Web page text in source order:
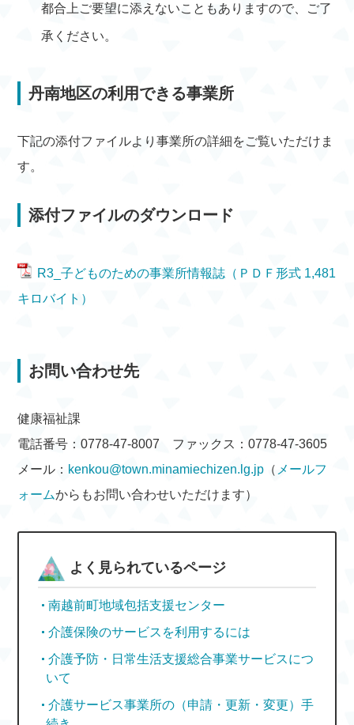
都合上ご要望に添えないこともありますので、ご了
承ください。
丹南地区の利用できる事業所
下記の添付ファイルより事業所の詳細をご覧いただけま
す。
添付ファイルのダウンロード
R3_子どものための事業所情報誌（ＰＤＦ形式 1,481
キロバイト）
お問い合わせ先
健康福祉課
電話番号：0778-47-8007 ファックス：0778-47-3605
メール： kenkou@town.minamiechizen.lg.jp （ メールフ
ォームからもお問い合わせいただけます）
よく見られているページ
南越前町地域包括支援センター
介護保険のサービスを利用するには
介護予防・日常生活支援総合事業サービスにつ
いて
介護サービス事業所の（申請・更新・変更）手